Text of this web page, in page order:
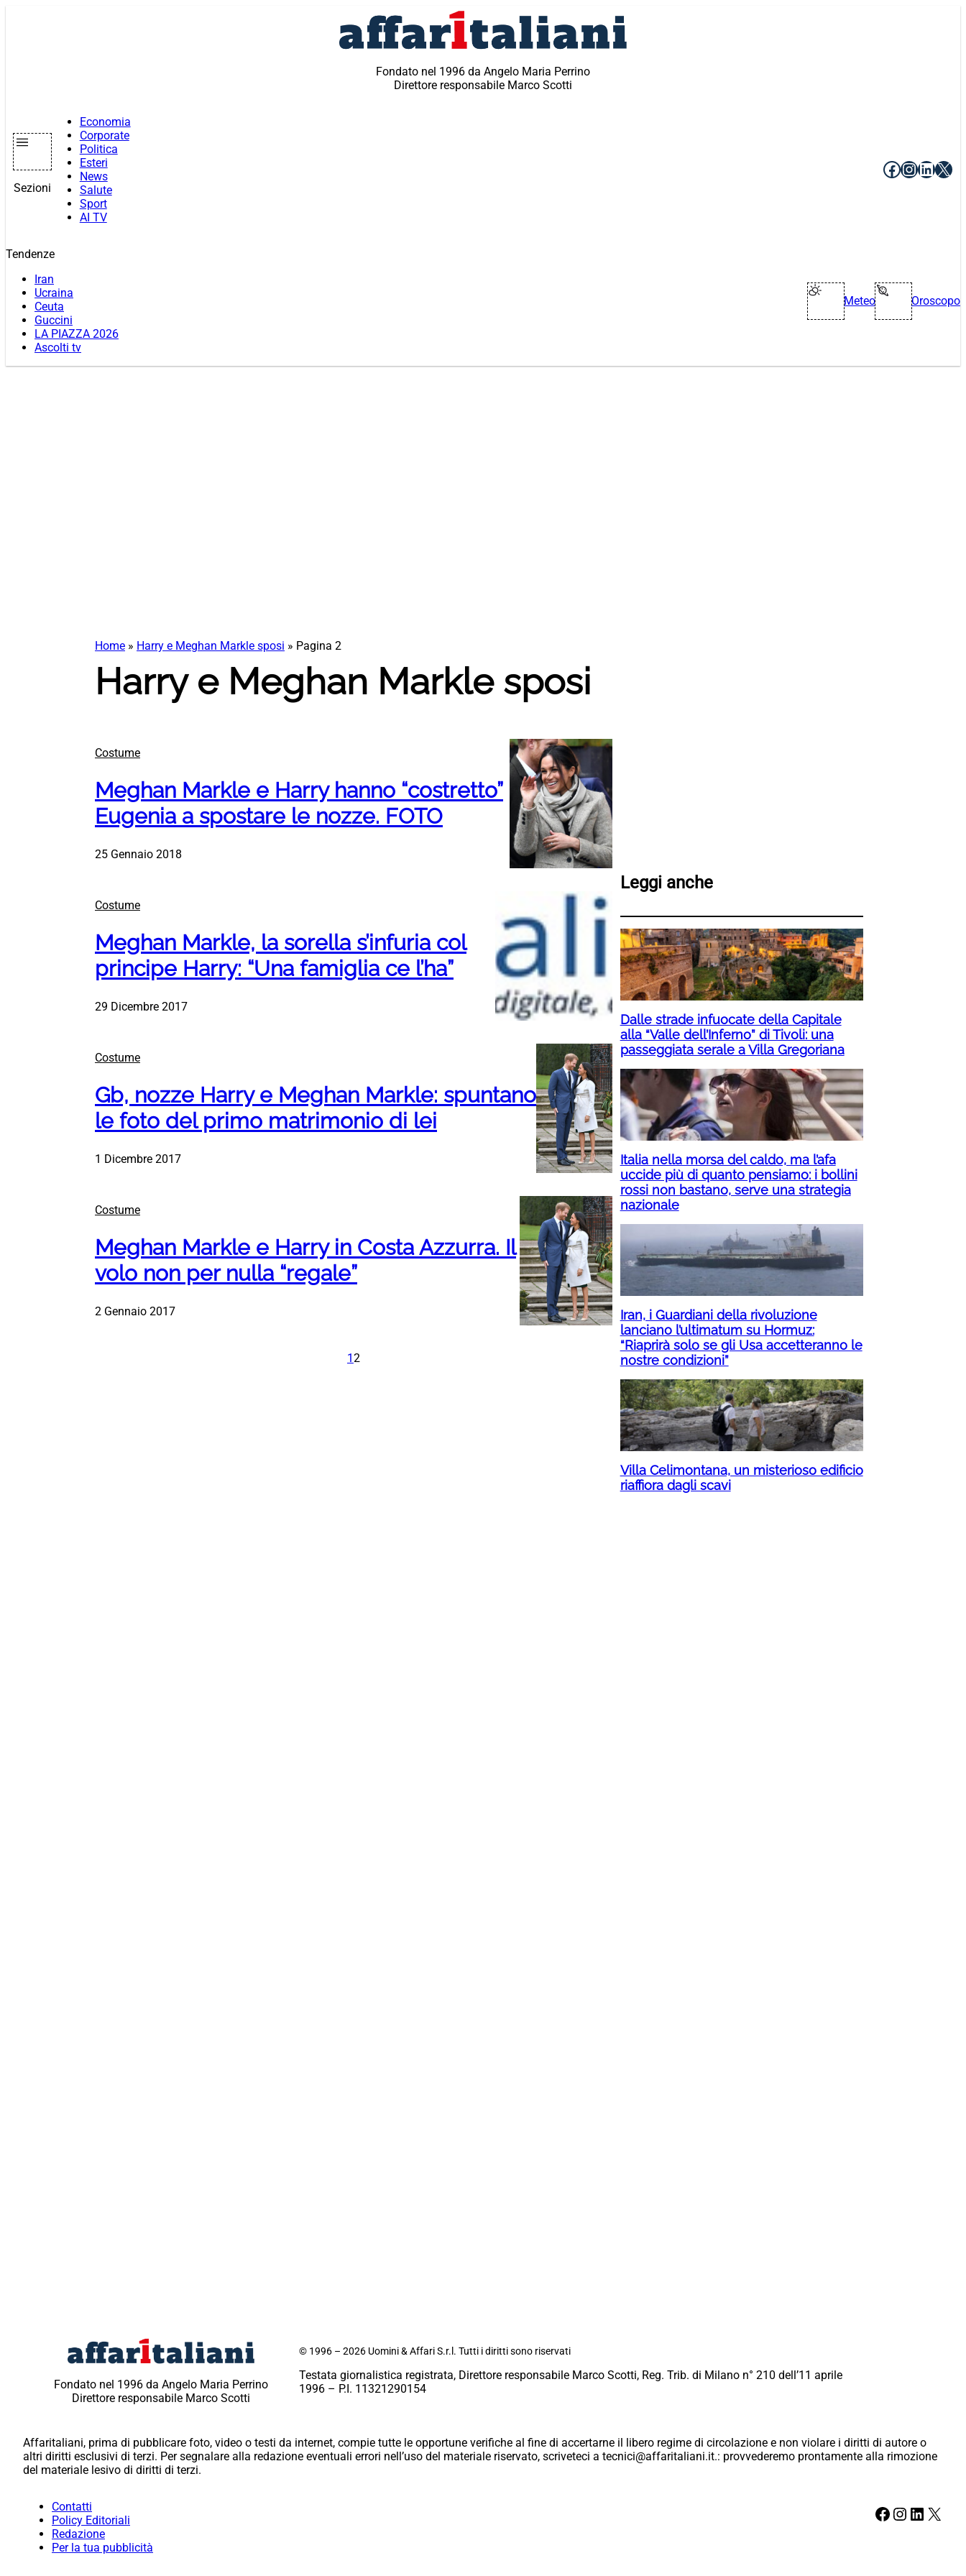
Fondato nel 1996 da Angelo Maria Perrino
Direttore responsabile Marco Scotti
Sezioni
Economia
Corporate
Politica
Esteri
News
Salute
Sport
AI TV
Facebook
X
Tendenze
Iran
Ucraina
Ceuta
Guccini
LA PIAZZA 2026
Ascolti tv
Meteo Oroscopo
Home » Harry e Meghan Markle sposi » Pagina 2
Harry e Meghan Markle sposi
Costume
Meghan Markle e Harry hanno “costretto”
Eugenia a spostare le nozze. FOTO
25 Gennaio 2018
Costume
Meghan Markle, la sorella s’infuria col
principe Harry: “Una famiglia ce l’ha”
29 Dicembre 2017
Costume
Gb, nozze Harry e Meghan Markle: spuntano
le foto del primo matrimonio di lei
1 Dicembre 2017
Costume
Meghan Markle e Harry in Costa Azzurra. Il
volo non per nulla “regale”
2 Gennaio 2017
1 2
Leggi anche
Dalle strade infuocate della Capitale
alla “Valle dell’Inferno” di Tivoli: una
passeggiata serale a Villa Gregoriana
Italia nella morsa del caldo, ma l’afa
uccide più di quanto pensiamo: i bollini
rossi non bastano, serve una strategia
nazionale
Iran, i Guardiani della rivoluzione
lanciano l’ultimatum su Hormuz:
“Riaprirà solo se gli Usa accetteranno le
nostre condizioni”
Villa Celimontana, un misterioso edificio
riaffiora dagli scavi
Fondato nel 1996 da Angelo Maria Perrino
Direttore responsabile Marco Scotti
© 1996 – 2026 Uomini & Affari S.r.l. Tutti i diritti sono riservati
Testata giornalistica registrata, Direttore responsabile Marco Scotti, Reg. Trib. di Milano n° 210 dell’11 aprile
1996 – P.I. 11321290154
Affaritaliani, prima di pubblicare foto, video o testi da internet, compie tutte le opportune verifiche al fine di accertarne il libero regime di circolazione e non violare i diritti di autore o
altri diritti esclusivi di terzi. Per segnalare alla redazione eventuali errori nell’uso del materiale riservato, scriveteci a tecnici@affaritaliani.it.: provvederemo prontamente alla rimozione
del materiale lesivo di diritti di terzi.
Contatti
Policy Editoriali
Redazione
Per la tua pubblicità
Facebook Instagram LinkedIn X